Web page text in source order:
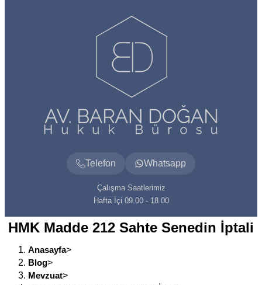
Telefon Whatsapp
Çalışma Saatlerimiz
Hafta İçi 09.00 - 18.00
HMK Madde 212 Sahte Senedin İptali
Anasayfa>
Blog>
Mevzuat>